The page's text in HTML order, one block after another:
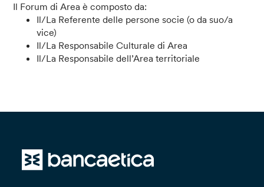
Il Forum di Area è composto da:
Il/La Referente delle persone socie (o da suo/a
vice)
Il/La Responsabile Culturale di Area
Il/La Responsabile dell’Area territoriale